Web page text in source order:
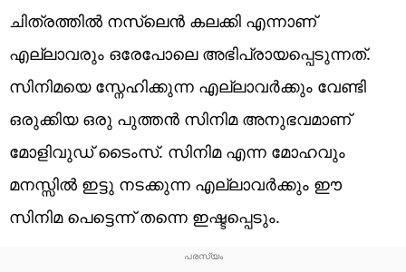
ചിത്രത്തിൽ നസ്ലെൻ കലക്കി എന്നാണ്
എല്ലാവരും ഒരേപോലെ അഭിപ്രായപ്പെടുന്നത്.
സിനിമയെ സ്നേഹിക്കുന്ന എല്ലാവർക്കും വേണ്ടി
ഒരുക്കിയ ഒരു പുത്തൻ സിനിമ അനുഭവമാണ്
മോളിവുഡ് ടൈംസ്. സിനിമ എന്ന മോഹവും
മനസ്സിൽ ഇട്ടു നടക്കുന്ന എല്ലാവർക്കും ഈ
സിനിമ പെട്ടെന്ന് തന്നെ ഇഷ്ടപ്പെടും.